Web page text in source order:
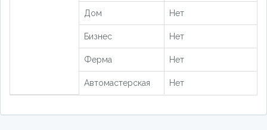
Дом Нет
Бизнес Нет
Ферма Нет
Автомастерская Нет